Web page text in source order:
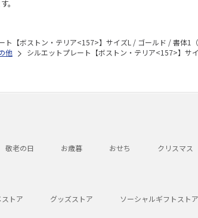
。
ト【ボストン・テリア<157>】サイズL / ゴールド / 書体1
他 シルエットプレート【ボストン・テリア<157>】サ
敬老の日 お歳暮 おせち クリスマス
トア グッズストア ソーシャルギフトストア